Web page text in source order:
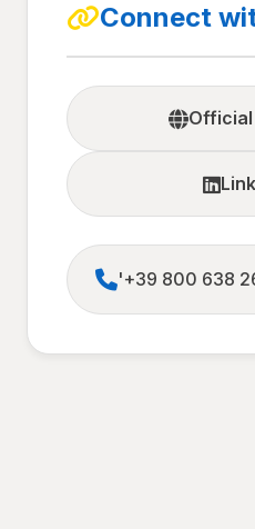
Connect
Official
'+39 800 638